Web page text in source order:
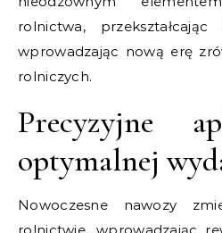
rolnictwa,
wprowadzając nową erę
rolniczych.
Precyzyjne
optymalnej
Nowoczesne nawozy